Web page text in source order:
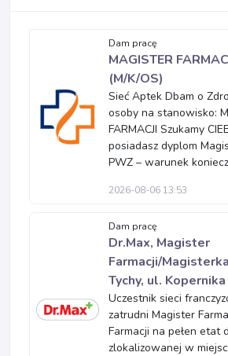
Dam pracę
MAGISTER
(M/K/OS)
Sieć Aptek Dbam o
osoby na stanowisko:
FARMACJI Szukamy
posiadasz dyplom
PWZ – warunek
2026-08-06 13:53
Dam pracę
Dr.Max, Magister
Farmacji/
Tychy, ul. Kopernika
Uczestnik sieci
zatrudni Magister
Farmacji na pełen etat
zlokalizowanej w